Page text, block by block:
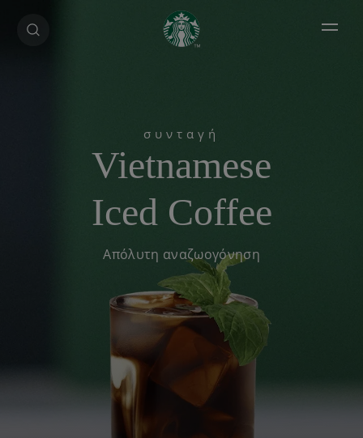
Open
Vietnamese
Iced Coffee
Απόλυτη αναζωογόνηση